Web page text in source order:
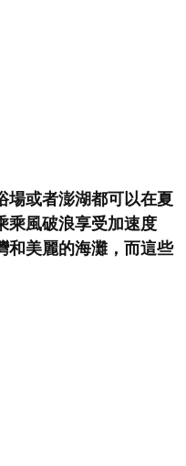
場或者澎湖都可以在夏
乘風破浪享受加速度
和美麗的海灘，而這些